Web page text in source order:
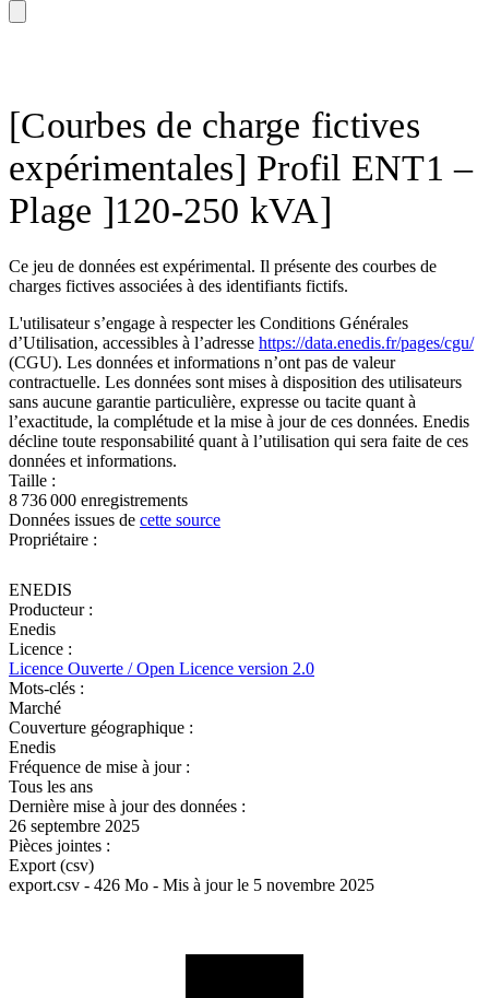
[Courbes de charge fictives
expérimentales] Profil ENT1 –
Plage ]120-250 kVA]
Ce jeu de données est expérimental. Il présente des courbes de
charges fictives associées à des identifiants fictifs.
L'utilisateur s’engage à respecter les Conditions Générales
d’Utilisation, accessibles à l’adresse https://data.enedis.fr/pages/cgu/
(CGU). Les données et informations n’ont pas de valeur
contractuelle. Les données sont mises à disposition des utilisateurs
sans aucune garantie particulière, expresse ou tacite quant à
l’exactitude, la complétude et la mise à jour de ces données. Enedis
décline toute responsabilité quant à l’utilisation qui sera faite de ces
données et informations.
Taille :
8 736 000 enregistrements
Données issues de cette source
Propriétaire :
ENEDIS
Producteur :
Enedis
Licence :
Licence Ouverte / Open Licence version 2.0
Mots-clés :
Marché
Couverture géographique :
Enedis
Fréquence de mise à jour :
Tous les ans
Dernière mise à jour des données :
26 septembre 2025
Pièces jointes :
Export (csv)
export.csv - 426 Mo - Mis à jour le 5 novembre 2025